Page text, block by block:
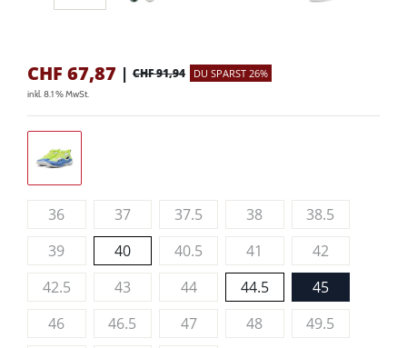
CHF 67,87 | CHF 91,94 DU SPARST 26%
inkl. 8.1 % MwSt.
36 37 37.5 38
38.5
39
40 40.5 41
42
42.5
43 44 44.5
45
46
46.5 47 48
49.5